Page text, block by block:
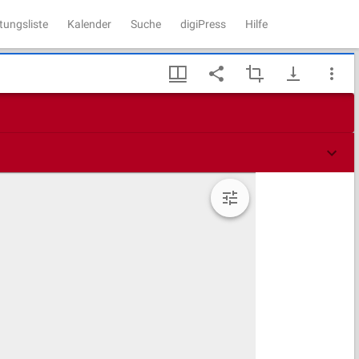
Kalender Suche digiPress Hilfe